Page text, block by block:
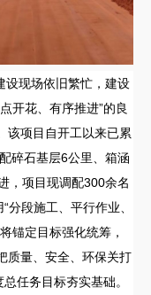
设现场依旧繁忙，建设
开花、有序推进”的良
该项目自开工以来已累
碎石基层6公里、箱涵
，项目现调配300余名
段施工、平行作业、
锚定目标强化统筹，
质量、安全、环保关打
任务目标夯实基础。